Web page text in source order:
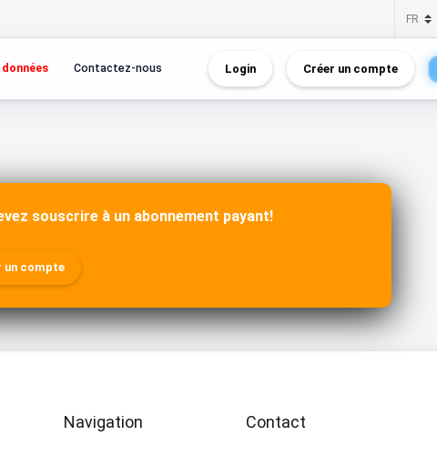
Contactez-nous Login Créer un compte
souscrire à un abonnement payant!
un compte
Navigation Contact